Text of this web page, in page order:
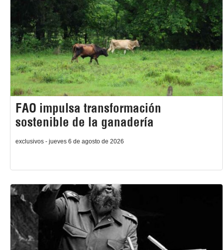
FAO impulsa transformación
sostenible de la ganadería
exclusivos - jueves 6 de agosto de 2026